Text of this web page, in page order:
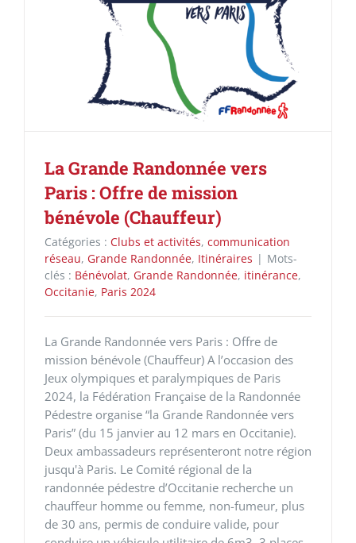
La Grande Randonnée vers
Paris : Offre de mission
bénévole (Chauffeur)
Catégories : Clubs et activités, communication
réseau, Grande Randonnée, Itinéraires | Mots-
clés : Bénévolat, Grande Randonnée, itinérance,
Occitanie, Paris 2024
La Grande Randonnée vers Paris : Offre de
mission bénévole (Chauffeur) A l’occasion des
Jeux olympiques et paralympiques de Paris
2024, la Fédération Française de la Randonnée
Pédestre organise “la Grande Randonnée vers
Paris” (du 15 janvier au 12 mars en Occitanie).
Deux ambassadeurs représenteront notre région
jusqu'à Paris. Le Comité régional de la
randonnée pédestre d’Occitanie recherche un
chauffeur homme ou femme, non-fumeur, plus
de 30 ans, permis de conduire valide, pour